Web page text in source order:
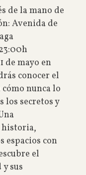
de la mano de
Avenida de
de mayo en
conocer el
nunca lo
los secretos y
historia,
espacios con
el
y sus